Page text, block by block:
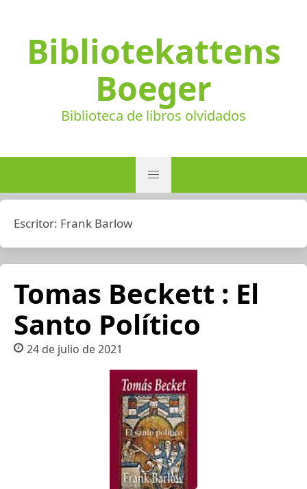
Bibliotekattens
Boeger
Biblioteca de libros olvidados
Escritor: Frank Barlow
Tomas Beckett : El
Santo Político
24 de julio de 2021